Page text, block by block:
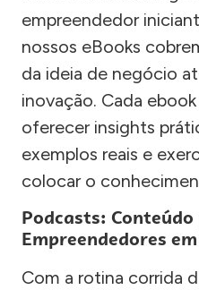
empreendedor
nossos eBooks
da ideia de negócio
inovação. Cada
oferecer insights
exemplos reais e
colocar o
Podcasts: Conteúdo
Empreendedores
Com a rotina corrida